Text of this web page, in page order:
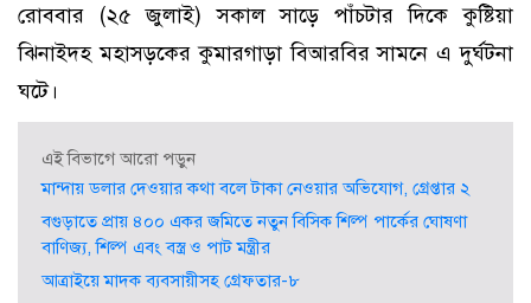
রোববার (২৫ জুলাই) সকাল সাড়ে পাঁচটার দিকে কুষ্টিয়া
ঝিনাইদহ মহাসড়কের কুমারগাড়া বিআরবির সামনে এ দুর্ঘটনা
ঘটে।
এই বিভাগে আরো পড়ুন
মান্দায় ডলার দেওয়ার কথা বলে টাকা নেওয়ার অভিযোগ, গ্রেপ্তার ২
বগুড়াতে প্রায় ৪০০ একর জমিতে নতুন বিসিক শিল্প পার্কের ঘোষণা
বাণিজ্য, শিল্প এবং বস্ত্র ও পাট মন্ত্রীর
আত্রাইয়ে মাদক ব্যবসায়ীসহ গ্রেফতার-৮